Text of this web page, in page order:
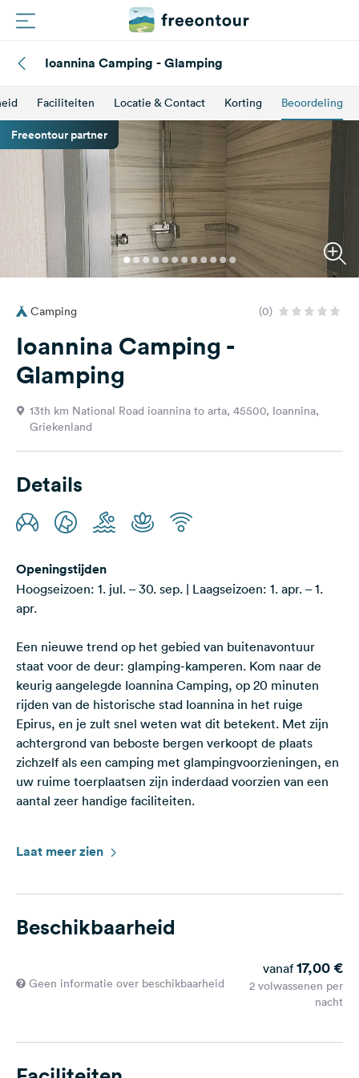
Campings
Magazine
Partners
Registreren
Inloggen
Vragen &
Feedback
Taal:
Nederlands
ons
social
media
Facebook
Ioannina Camping - Glamping
Faciliteiten Locatie & Contact Korting Beoordeling
Freeontour partner
Camping (0)
Ioannina Camping -
Glamping
13th km National Road ioannina to arta, 45500, Ioannina,
Griekenland
Details
Openingstijden
Hoogseizoen: 1. jul. – 30. sep. | Laagseizoen: 1. apr. – 1.
apr.
Een nieuwe trend op het gebied van buitenavontuur
staat voor de deur: glamping-kamperen. Kom naar de
keurig aangelegde Ioannina Camping, op 20 minuten
rijden van de historische stad Ioannina in het ruige
Epirus, en je zult snel weten wat dit betekent. Met zijn
achtergrond van beboste bergen verkoopt de plaats
zichzelf als een camping met glampingvoorzieningen, en
uw ruime toerplaatsen zijn inderdaad voorzien van een
aantal zeer handige faciliteiten.
zwembadcomplex met ligstoelen om te zonnebaden;
en een speeltuin voor de kleintjes. Er zijn
barbecuefaciliteiten en gedeelde fornuizen, plus een
winkel voor boodschappen... en misschien wel het beste
milieuvriendelijke oplaadstations voor elektrische
Laat meer zien
Beschikbaarheid
Geen informatie over beschikbaarheid
vanaf 17,00 €
2 volwassenen per
nacht